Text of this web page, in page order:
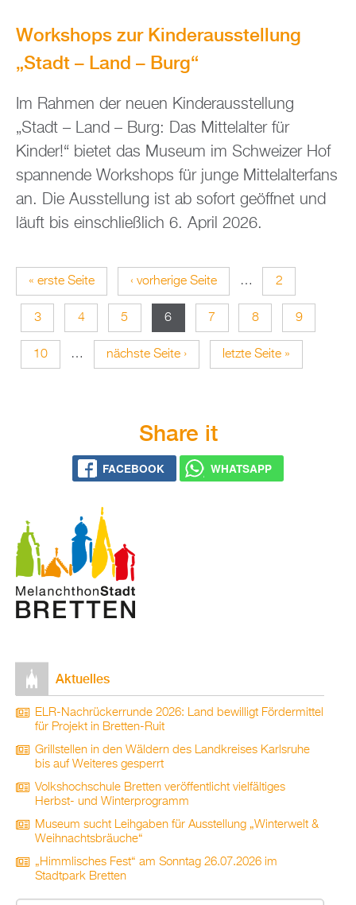
Workshops zur Kinderausstellung
„Stadt – Land – Burg“
Im Rahmen der neuen Kinderausstellung
„Stadt – Land – Burg: Das Mittelalter für
Kinder!“ bietet das Museum im Schweizer Hof
spannende Workshops für junge Mittelalterfans
an. Die Ausstellung ist ab sofort geöffnet und
läuft bis einschließlich 6. April 2026.
S
e
i
« erste Seite ‹ vorherige Seite … 2
3 4 5 6 7 8 9
10 … nächste Seite › letzte Seite »
Share it
FACEBOOK WHATSAPP
Aktuelles
ELR-Nachrückerrunde 2026: Land bewilligt Fördermittel
für Projekt in Bretten-Ruit
Grillstellen in den Wäldern des Landkreises Karlsruhe
bis auf Weiteres gesperrt
Volkshochschule Bretten veröffentlicht vielfältiges
Herbst- und Winterprogramm
Museum sucht Leihgaben für Ausstellung „Winterwelt &
Weihnachtsbräuche“
„Himmlisches Fest“ am Sonntag 26.07.2026 im
Stadtpark Bretten